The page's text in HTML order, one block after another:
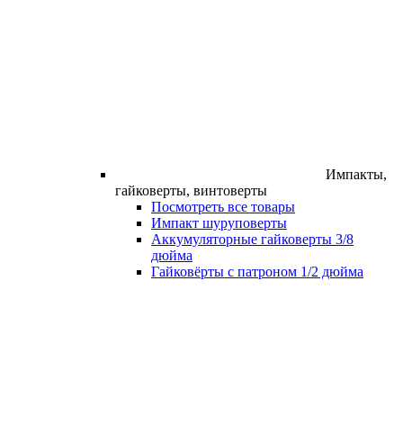
Импакты,
гайковерты, винтоверты
Посмотреть все товары
Импакт шуруповерты
Аккумуляторные гайковерты 3/8
дюйма
Гайковёрты с патроном 1/2 дюйма